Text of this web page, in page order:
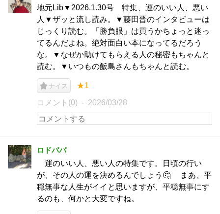
地元Lib▼2026.1.30号 特集、運のいい人、悪い
人▼ザッと流し読み。▼藤田晋のインタビューは
じっくり読む。「勝負眼」は買うかちょっと迷っ
てるんだよね。絶対面白い本になってるだろう
な。▼なぜか助けてもらえる人の秘密もちゃんと
読む。▼いつもの飯島さんもちゃんと読む。
ナイス ★1
コメント(0) 2026/03/28
ロドパパ
運のいい人、悪い人の特集です。日頃の行い
が、その人の運を決めるんでしょう🤔 まあ、平
穏無事な人生がイイと思いますが、平穏無事にす
るのも、何かと大変ですね。